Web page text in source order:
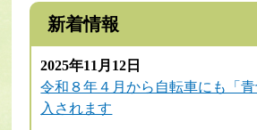
新着情報
2025年11月12日
令和８年４月から自転車にも「
入されます